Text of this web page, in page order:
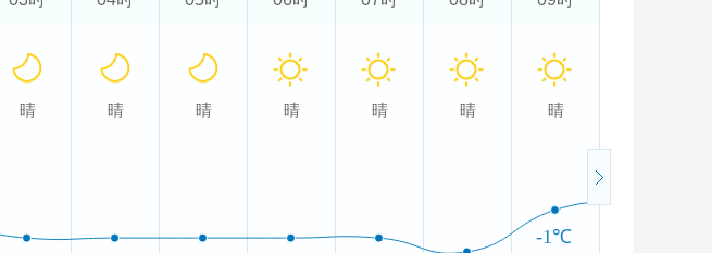
晴 晴 晴 晴 晴 晴 晴
-1℃